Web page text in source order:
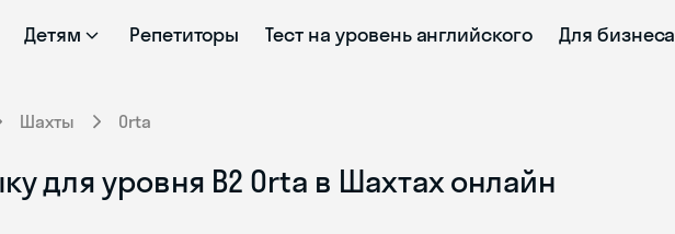
Детям Репетиторы Тест на уровень английского Для бизнеса
Шахты Orta
для уровня B2 Orta в Шахтах онлайн